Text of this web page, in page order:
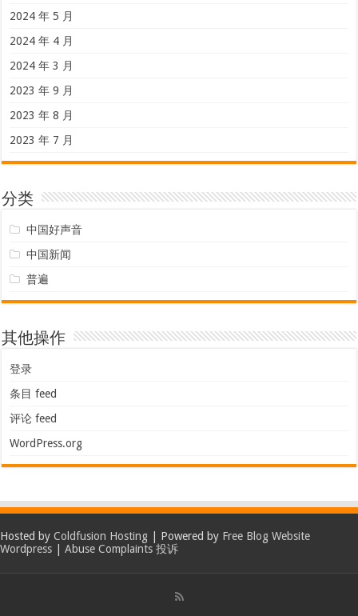
2024 年 5 月
2024 年 4 月
2024 年 3 月
2023 年 9 月
2023 年 8 月
2023 年 7 月
分类
中国好声音
中国新闻
普遍
其他操作
登录
条目 feed
评论 feed
WordPress.org
Hosted by Coldfusion Hosting | Powered by Free Blog Website
Wordpress
Abuse Complaints 投诉